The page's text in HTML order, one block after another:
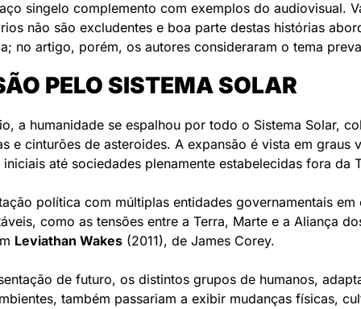
singelo complemento com exemplos do audiovisual.
não são excludentes e boa parte destas histórias
no artigo, porém, os autores consideraram o tema
PELO SISTEMA SOLAR
a humanidade se espalhou por todo o Sistema Solar,
e cinturões de asteroides. A expansão é vista em graus
até sociedades plenamente estabelecidas fora da
política com múltiplas entidades governamentais
como as tensões entre a Terra, Marte e a Aliança
Leviathan Wakes (2011), de James Corey.
de futuro, os distintos grupos de humanos,
também passariam a exibir mudanças físicas,